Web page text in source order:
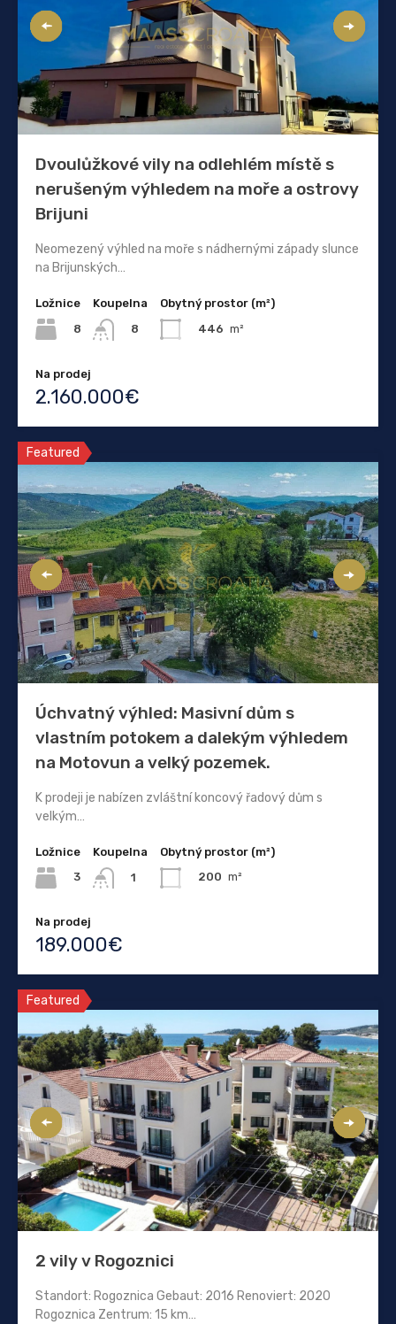
Dvoulůžkové vily na odlehlém místě s
nerušeným výhledem na moře a ostrovy
Brijuni
Neomezený výhled na moře s nádhernými západy slunce
na Brijunských…
Ložnice
8
Koupelna
8
Obytný prostor (m²)
446 m²
Na prodej
2.160.000€
Featured
Úchvatný výhled: Masivní dům s
vlastním potokem a dalekým výhledem
na Motovun a velký pozemek.
K prodeji je nabízen zvláštní koncový řadový dům s
velkým…
Ložnice
3
Koupelna
1
Obytný prostor (m²)
200 m²
Na prodej
189.000€
Featured
2 vily v Rogoznici
Standort: Rogoznica Gebaut: 2016 Renoviert: 2020
Rogoznica Zentrum: 15 km…